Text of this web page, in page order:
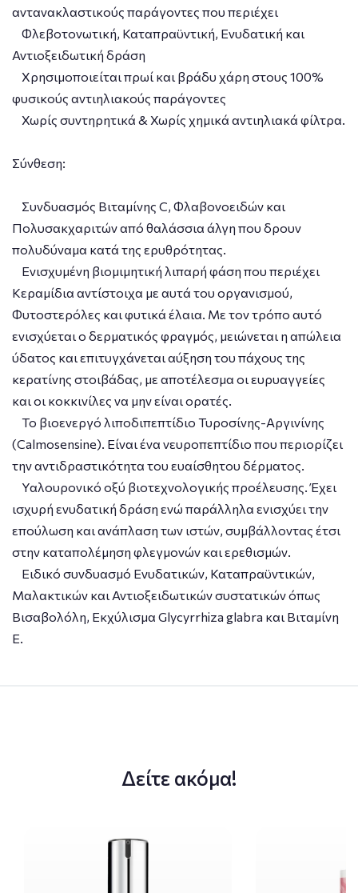
αντανακλαστικούς παράγοντες που περιέχει
Φλεβοτονωτική, Καταπραϋντική, Ενυδατική και
Αντιοξειδωτική δράση
Χρησιμοποιείται πρωί και βράδυ χάρη στους 100%
φυσικούς αντιηλιακούς παράγοντες
Χωρίς συντηρητικά & Χωρίς χημικά αντιηλιακά φίλτρα.
Σύνθεση:
Συνδυασμός Βιταμίνης C, Φλαβονοειδών και
Πολυσακχαριτών από θαλάσσια άλγη που δρουν
πολυδύναμα κατά της ερυθρότητας.
Ενισχυμένη βιομιμητική λιπαρή φάση που περιέχει
Κεραμίδια αντίστοιχα με αυτά του οργανισμού,
Φυτοστερόλες και φυτικά έλαια. Με τον τρόπο αυτό
ενισχύεται ο δερματικός φραγμός, μειώνεται η απώλεια
ύδατος και επιτυγχάνεται αύξηση του πάχους της
κερατίνης στοιβάδας, με αποτέλεσμα οι ευρυαγγείες
και οι κοκκινίλες να μην είναι ορατές.
Το βιοενεργό λιποδιπεπτίδιο Τυροσίνης-Αργινίνης
(Calmosensine). Είναι ένα νευροπεπτίδιο που περιορίζει
την αντιδραστικότητα του ευαίσθητου δέρματος.
Υαλουρονικό οξύ βιοτεχνολογικής προέλευσης. Έχει
ισχυρή ενυδατική δράση ενώ παράλληλα ενισχύει την
επούλωση και ανάπλαση των ιστών, συμβάλλοντας έτσι
στην καταπολέμηση φλεγμονών και ερεθισμών.
Ειδικό συνδυασμό Ενυδατικών, Καταπραϋντικών,
Μαλακτικών και Αντιοξειδωτικών συστατικών όπως
Βισαβολόλη, Εκχύλισμα Glycyrrhiza glabra και Βιταμίνη
Ε.
Δείτε ακόμα!